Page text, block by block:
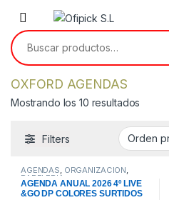
Skip to navigation
Skip to content
Buscar por:
OXFORD AGENDAS
Mostrando los 10 resultados
Filters
AGENDAS, ORGANIZACION,
PAPELERIA
AGENDA ANUAL 2026 4º LIVE
&GO DP COLORES SURTIDOS